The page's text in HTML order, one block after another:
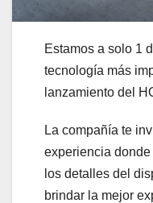
Estamos a solo 1
tecnología más
lanzamiento del
La compañía te
experiencia
los detalles del
brindar la mejor